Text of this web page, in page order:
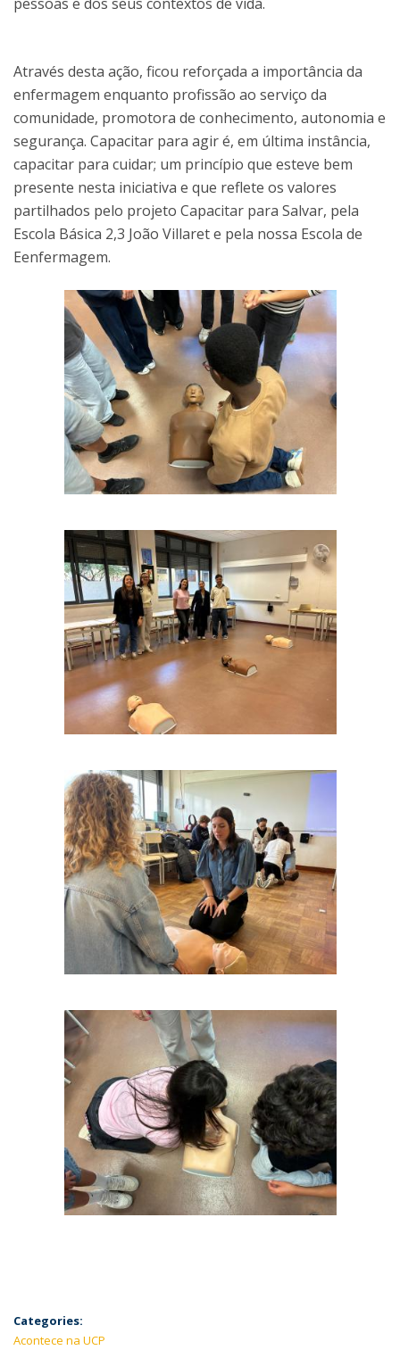
Através desta ação, ficou reforçada a importância da
enfermagem enquanto profissão ao serviço da
comunidade, promotora de conhecimento, autonomia e
segurança. Capacitar para agir é, em última instância,
capacitar para cuidar; um princípio que esteve bem
presente nesta iniciativa e que reflete os valores
partilhados pelo projeto Capacitar para Salvar, pela
Escola Básica 2,3 João Villaret e pela nossa Escola de
Eenfermagem.
Categories:
Acontece na UCP